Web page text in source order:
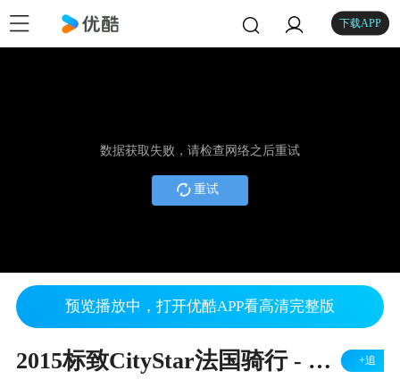
下载APP
数据获取失败，请检查网络之后重试
重试
预览播放中，打开优酷APP看高清完整版
2015标致CityStar法国骑行 - 第四站：马赛 +追